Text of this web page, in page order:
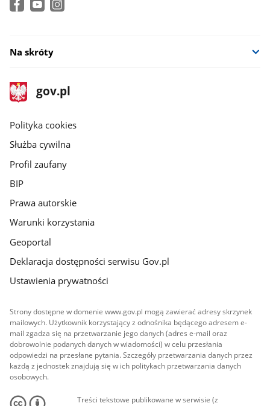
Na skróty
stopka
gov.pl
Strona
gov.pl
gov.pl
Polityka cookies
Służba cywilna
Profil zaufany
BIP
Prawa autorskie
Warunki korzystania
Geoportal
Deklaracja dostępności serwisu Gov.pl
Ustawienia prywatności
Strony dostępne w domenie www.gov.pl mogą zawierać adresy skrzynek
mailowych. Użytkownik korzystający z odnośnika będącego adresem e-
mail zgadza się na przetwarzanie jego danych (adres e-mail oraz
dobrowolnie podanych danych w wiadomości) w celu przesłania
odpowiedzi na przesłane pytania. Szczegóły przetwarzania danych przez
każdą z jednostek znajdują się w ich politykach przetwarzania danych
osobowych.
Treści tekstowe publikowane w serwisie (z